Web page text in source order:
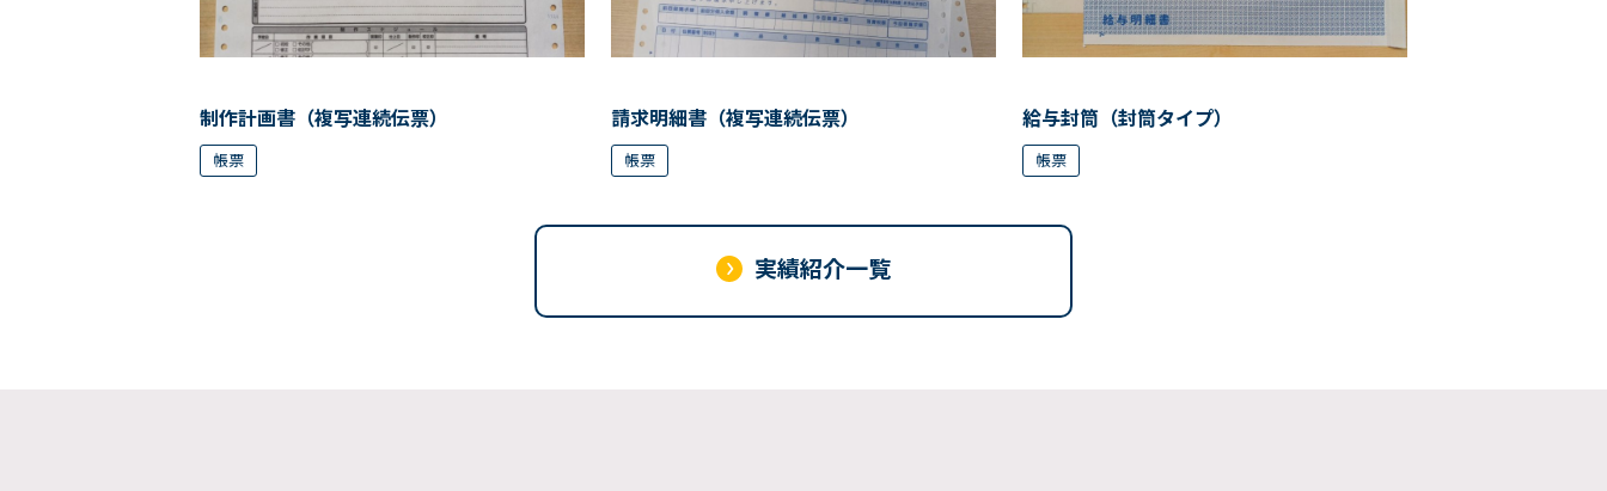
制作計画書（複写連続伝票）
帳票
請求明細書（複写連続伝票）
帳票
給与封筒（封筒タイプ）
帳票
実績紹介一覧